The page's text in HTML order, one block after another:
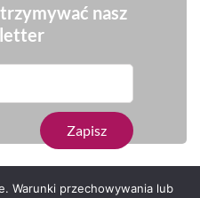
nasz
Warunki przechowywania lub